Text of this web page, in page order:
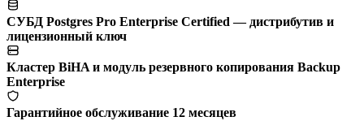
СУБД Postgres Pro Enterprise Certified — дистрибутив и
лицензионный ключ
Кластер BiHA и модуль резервного копирования Backup
Enterprise
Гарантийное обслуживание 12 месяцев